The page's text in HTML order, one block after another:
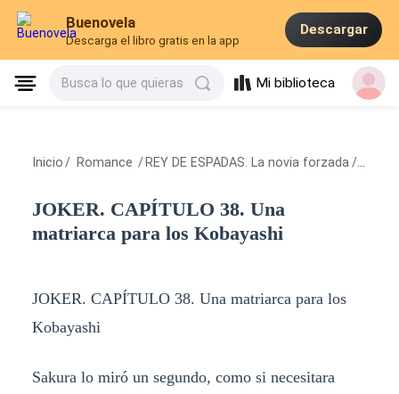
Buenovela
Descarga el libro gratis en la app
Descargar
Busca lo que quieras Mi biblioteca
Inicio / Romance / REY DE ESPADAS. La novia forzada /
JOKER. CAPÍTULO 38. Una
matriarca para los Kobayashi
JOKER. CAPÍTULO 38. Una matriarca para los
Kobayashi
Sakura lo miró un segundo, como si necesitara